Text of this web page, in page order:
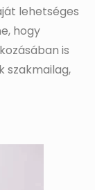
lehetséges
hogy
is
szakmailag,